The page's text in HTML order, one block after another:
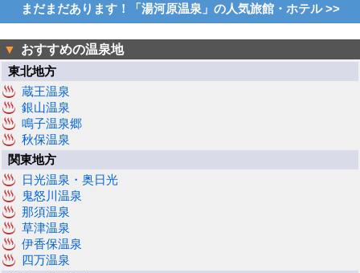
まだまだあります！「湯河原温泉」の人気旅館・ホテル >>
▼ おすすめの温泉地
東北地方
蔵王温泉
銀山温泉
鳴子温泉郷
秋保温泉
関東地方
日光温泉・奥日光
鬼怒川温泉
那須温泉
草津温泉
伊香保温泉
四万温泉